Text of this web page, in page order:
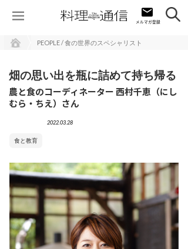
PEOPLE / 食の世界のスペシャリスト
畑の思い出を瓶に詰めて持ち帰る
農と食のコーディネーター 西村千恵（にし
むら・ちえ）さん
2022.03.28
食と教育